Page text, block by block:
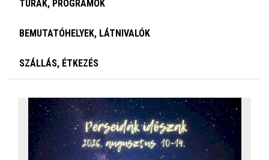
TÚRÁK, PROGRAMOK
BEMUTATÓHELYEK, LÁTNIVALÓK
SZÁLLÁS, ÉTKEZÉS